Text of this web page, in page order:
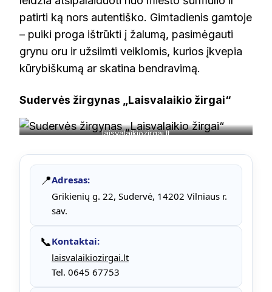
patirti ką nors autentiško. Gimtadienis gamtoje
– puiki proga ištrūkti į žalumą, pasimėgauti
grynu oru ir užsiimti veiklomis, kurios įkvepia
kūrybiškumą ar skatina bendravimą.
Sudervės žirgynas „Laisvalaikio žirgai“
laisvalaikiozirgai.lt
📍Adresas:
Grikienių g. 22, Sudervė, 14202 Vilniaus r.
sav.
📞Kontaktai:
laisvalaikiozirgai.lt
Tel. 0645 67753